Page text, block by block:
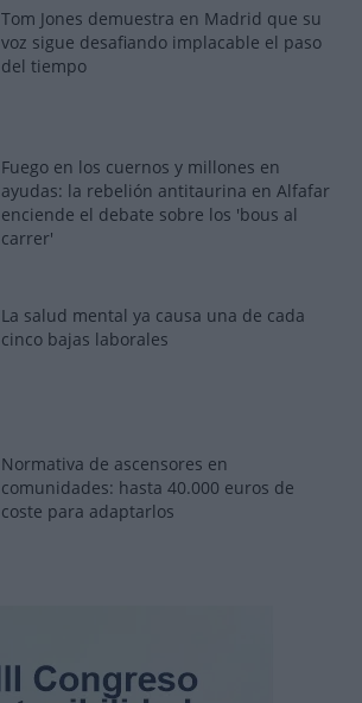
Tom Jones demuestra en Madrid que su
voz sigue desafiando implacable el paso
del tiempo
Fuego en los cuernos y millones en
ayudas: la rebelión antitaurina en Alfafar
enciende el debate sobre los 'bous al
carrer'
La salud mental ya causa una de cada
cinco bajas laborales
Normativa de ascensores en
comunidades: hasta 40.000 euros de
coste para adaptarlos